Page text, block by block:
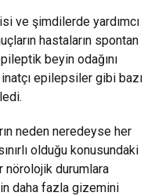
ve şimdilerde yardımcı
hastaların spontan
beyin odağını
epilepsiler gibi bazı
neden neredeyse her
olduğu konusundaki
nörolojik durumlara
daha fazla gizemini